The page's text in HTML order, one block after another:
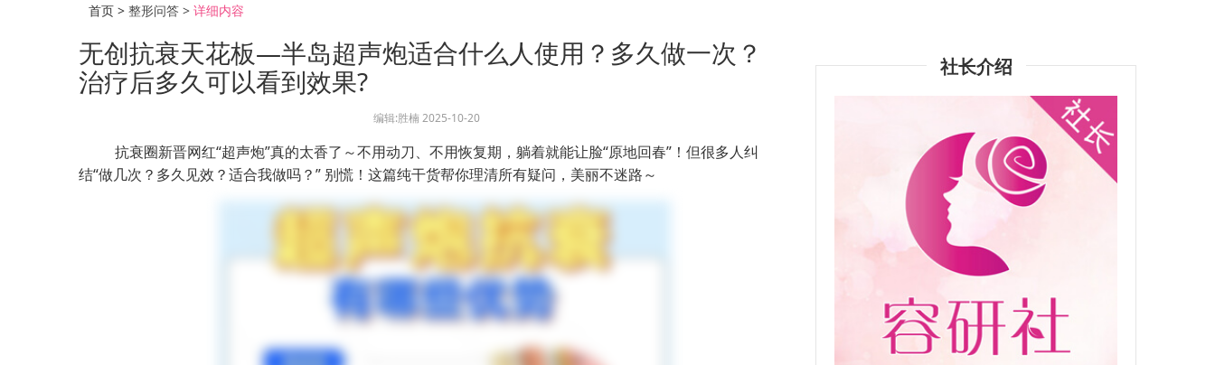
首页 > 整形问答 >详细内容
无创抗衰天花板—半岛超声炮适合什么人使用？多久做一次？
治疗后多久可以看到效果?
编辑:胜楠 2025-10-20
抗衰圈新晋网红“超声炮”真的太香了～不用动刀、不用恢复期，躺着就能让脸“原地回春”！但很多人纠
结“做几次？多久见效？适合我做吗？” 别慌！这篇纯干货帮你理清所有疑问，美丽不迷路～
社长介绍